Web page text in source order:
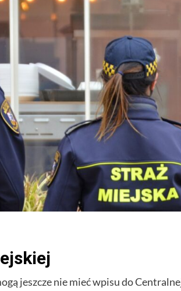
jeszcze nie mieć wpisu do